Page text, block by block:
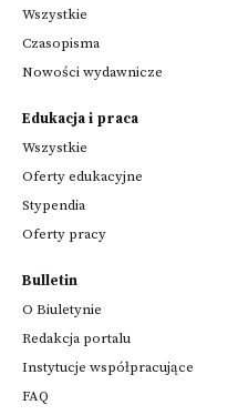
Wszystkie
Czasopisma
Nowości wydawnicze
Edukacja i praca
Wszystkie
Oferty edukacyjne
Stypendia
Oferty pracy
Bulletin
O Biuletynie
Redakcja portalu
Instytucje współpracujące
FAQ